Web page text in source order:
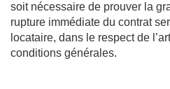
soit nécessaire de prouver la
rupture immédiate du contrat
locataire, dans le respect de
conditions générales.